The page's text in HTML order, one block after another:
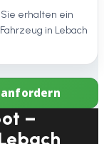
erhalten ein
in Lebach
–